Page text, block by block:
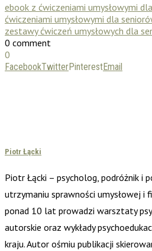
ebook z ćwiczeniami umysłowymi
ćwiczeniami umysłowymi dla
zestawy ćwiczeń umysłowych dla
0 comment
0
FacebookTwitterPinterestEmail
Piotr Łącki
Piotr Łącki – psycholog, podróżnik i
utrzymaniu sprawności umysłowej i
ponad 10 lat prowadzi warsztaty
autorskie oraz wykłady
kraju. Autor ośmiu publikacji